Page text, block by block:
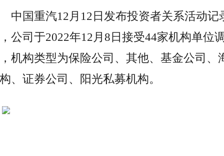
中国重汽12月12日发布投资者关系活动记
公司于2022年12月8日接受44家机构单位调
机构类型为保险公司、其他、基金公司、
、证券公司、阳光私募机构。